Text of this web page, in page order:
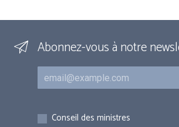
Abonnez-vous à notre
Courriel
Inscriptions
Conseil des ministres